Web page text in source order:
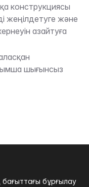
конструкциясы
жеңілдетуге және
азайтуға
шығынсыз
бұрғылау